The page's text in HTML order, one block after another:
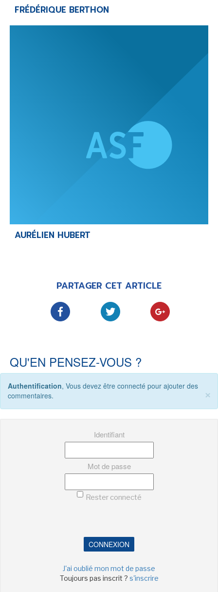
FRÉDÉRIQUE BERTHON
AURÉLIEN HUBERT
PARTAGER CET ARTICLE
QU'EN PENSEZ-VOUS ?
Authentification, Vous devez être connecté pour ajouter des
commentaires.
×
Identifiant
Mot de passe
Rester connecté
CONNEXION
J'ai oublié mon mot de passe
Toujours pas inscrit ? s'inscrire